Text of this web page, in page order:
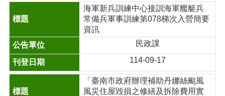
海軍新兵訓練中心接訓海軍艦艇兵
常備兵軍事訓練第078梯次入營簡要
資訊
民政課
114-09-17
「臺南市政府辦理補助丹娜絲颱風
風災住屋毀損之修繕及拆除費用實